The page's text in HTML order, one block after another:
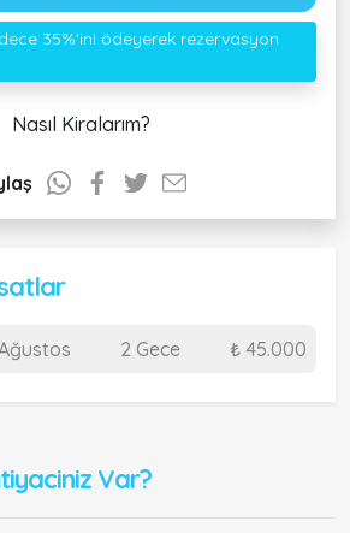
35%'ini ödeyerek rezervasyon
Nasıl Kiralarım?
2 Gece ₺ 45.000
Var?